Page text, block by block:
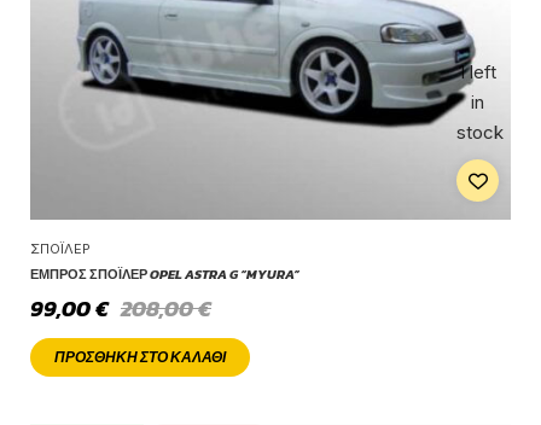
1 left
in
stock
ΣΠΌΙΛΕΡ
ΕΜΠΡΌΣ ΣΠΌΙΛΕΡ OPEL ASTRA G “MYURA”
208,00€
99,00€
ΠΡΟΣΘΉΚΗ ΣΤΟ ΚΑΛΆΘΙ